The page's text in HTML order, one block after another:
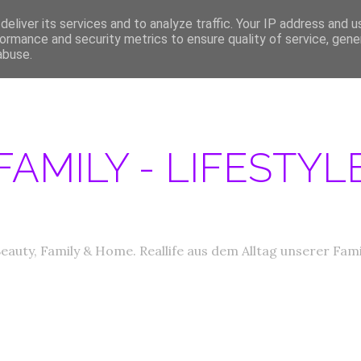
MEDIA DATEN ABOUT PRODUKTTESTER GESUCHT
-
Family & Home. Reallife aus dem Alltag unserer
its services and to analyze traffic. Your IP address and
and security metrics to ensure quality of service,